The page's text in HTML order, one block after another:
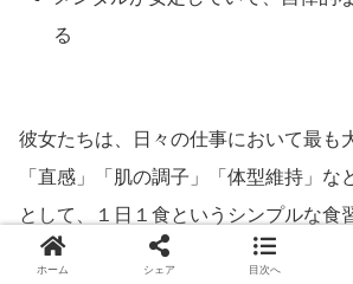
る
彼女たちは、日々の仕事において最も
「直感」「肌の調子」「体型維持」な
として、１日１食というシンプルな食
す。
ホーム シェア 目次へ